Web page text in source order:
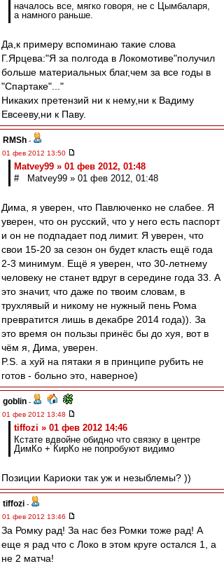
началось все, мягко говоря, не с Цымбаларя,
а намного раньше.
Да,к примеру вспоминаю такие слова
Г.Ярцева:"Я за полгода в Локомотиве"получил
больше материальных благ,чем за все годы в
"Спартаке"..."
Никаких претензий ни к нему,ни к Вадиму
Евсееву,ни к Паву.
RMSh -
01 фев 2012 13:50
Matvey99 » 01 фев 2012, 01:48
# Matvey99 » 01 фев 2012, 01:48
Дима, я уверен, что Павлюченко не слабее. Я
уверен, что он русский, что у него есть паспорт
и он не подпадает под лимит. Я уверен, что
свои 15-20 за сезон он будет класть ещё года
2-3 минимум. Ещё я уверен, что 30-летнему
человеку не станет вдруг в середине года 33. А
это значит, что даже по твоим словам, в
трухлявый и никому не нужный пень Рома
превратится лишь в декабре 2014 года)). За
это время он пользы принёс бы до хуя, вот в
чём я, Дима, уверен.
P.S. а хуй на пятаки я в принципе рубить не
готов - больно это, наверное)
goblin -
01 фев 2012 13:48
tiffozi » 01 фев 2012 14:46
Кстате вдвойне обидно что связку в центре
ДимКо + КирКо не попробуют видимо
Позиции Кариоки так уж и незыблемы? ))
tiffozi -
01 фев 2012 13:46
За Ромку рад! За нас без Ромки тоже рад! А
еще я рад что с Локо в этом круге остался 1, а
не 2 матча!